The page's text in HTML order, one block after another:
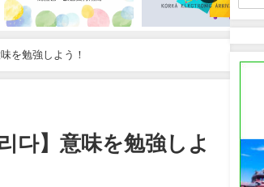
を勉強しよう！
다】意味を勉強しよ